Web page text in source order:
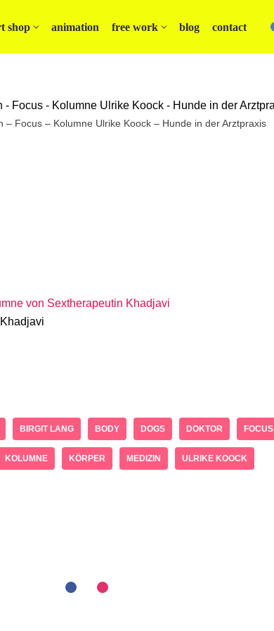
shop animation free work blog contact
– Focus – Kolumne Ulrike Koock – Hunde in der Arztpraxis
BIRGIT LANG BODY DOGS DOKTOR FOCUS
KOLUMNE KÖRPER MEDIZIN ULRIKE KOOCK